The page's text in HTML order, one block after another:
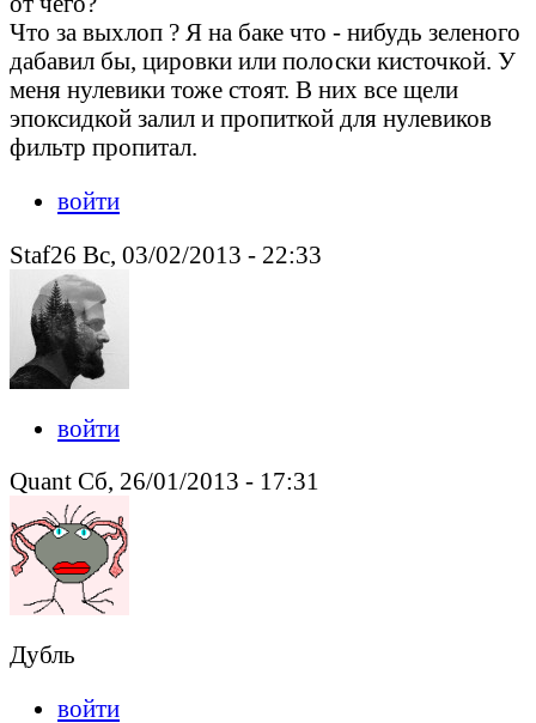
Что за выхлоп ? Я на баке что - нибудь зеленого
дабавил бы, цировки или полоски кисточкой. У
меня нулевики тоже стоят. В них все щели
эпоксидкой залил и пропиткой для нулевиков
фильтр пропитал.
войти
Staf26 Вс, 03/02/2013 - 22:33
войти
Quant Сб, 26/01/2013 - 17:31
Дубль
войти